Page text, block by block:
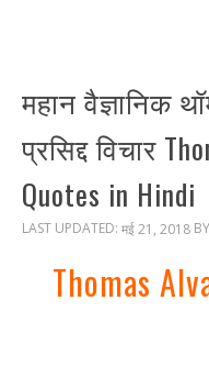
महान वैज्ञानिक
प्रसिद्द विचार
Quotes in Hindi
LAST UPDATED: मई 21, 2018 BY
Thomas